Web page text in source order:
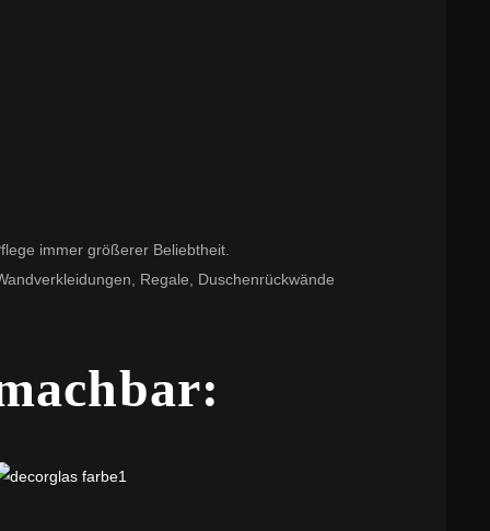
immer größerer Beliebtheit.
Regale, Duschenrückwände